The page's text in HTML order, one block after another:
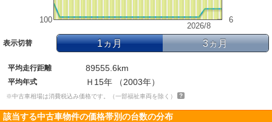
2026/8
100 6
表示切替 1ヵ月 3ヵ月
平均走行距離 89555.6km
平均年式 Ｈ15年 （2003年）
※中古車相場は消費税込み価格です。（一部福祉車両を除く）
該当する中古車物件の価格帯別の台数の分布